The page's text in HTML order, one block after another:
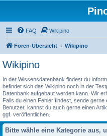
FAQ Wikipino
Foren-Übersicht Wikipino
Wikipino
In der Wissensdatenbank findest du
befindet sich das Wikipino noch in der
Datenbank aufgebaut werden kann. Wir
Falls du einen Fehler findest, sende
Benutzer, kannst du auch gerne einen
ggf. veröffentlichen.
Bitte wähle eine Kategorie aus,